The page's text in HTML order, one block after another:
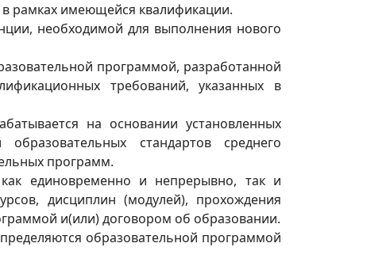
рамках имеющейся квалификации.
необходимой для выполнения нового
программой, разработанной
требований, указанных в
на основании установленных
стандартов среднего
программ.
единовременно и непрерывно, так и
дисциплин (модулей), прохождения
и(или) договором об образовании.
образовательной программой